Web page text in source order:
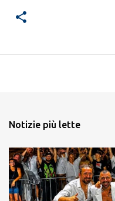
Notizie più lette